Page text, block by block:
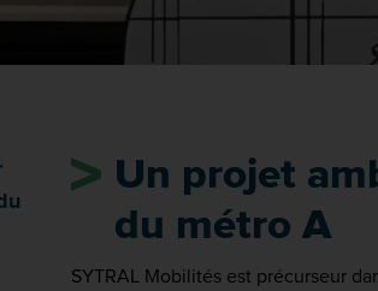
Un projet
du métro A
SYTRAL Mobilités est précurseur